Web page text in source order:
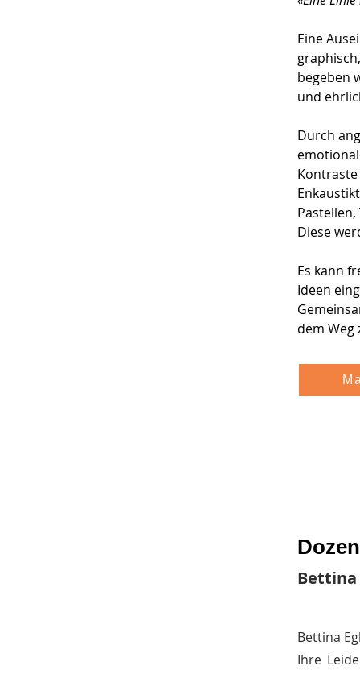
Eine
begeben
und
Durch
Diese
Es kann
Ideen
dem
Bettina
Bettina
Ihre